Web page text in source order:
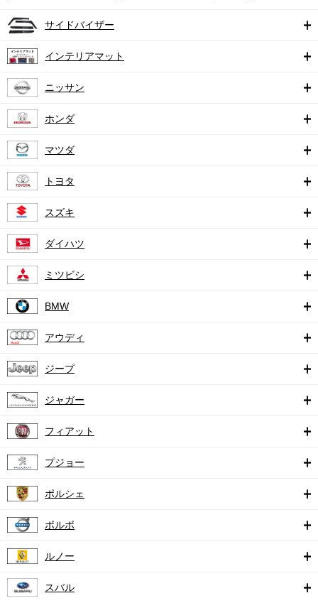
サイドバイザー
インテリアマット
ニッサン
ホンダ
マツダ
トヨタ
スズキ
ダイハツ
ミツビシ
BMW
アウディ
ジープ
ジャガー
フィアット
プジョー
ポルシェ
ボルボ
ルノー
スバル